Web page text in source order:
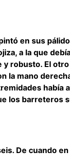
en sus
a la que
robusto. El
la mano
había
los barreteros
De cuando